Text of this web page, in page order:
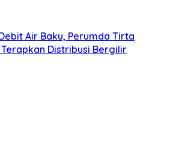
Air Baku, Perumda Tirta
Distribusi Bergilir